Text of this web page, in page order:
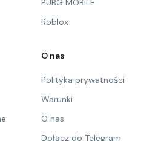
PUBG MOBILE
Roblox
O nas
Polityka prywatności
Warunki
O nas
Dołącz do Telegram